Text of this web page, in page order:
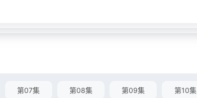
第07集 第08集 第09集 第10集